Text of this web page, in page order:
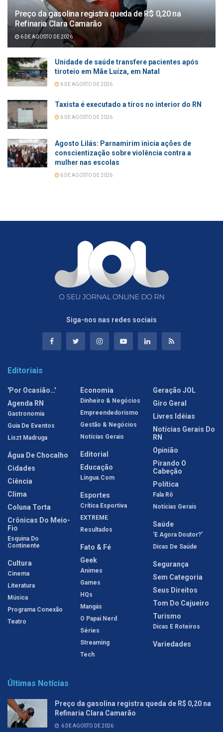
Preço da gasolina registra queda de R$ 0,20 na
Refinaria Clara Camarão
6 DE AGOSTO DE 2026
Unidade de saúde transfere pacientes após
tiroteio em Mãe Luíza, em Natal
6 DE AGOSTO DE 2026
Taxista é executado a tiros no interior do RN
6 DE AGOSTO DE 2026
Agosto Lilás: Parnamirim inicia ações de
conscientização sobre violência contra a
mulher nas escolas
6 DE AGOSTO DE 2026
Siga-nos nas redes sociais
Editoriais
'Por Ocasião…'
Agenda RN
Gastronomia
Guia De Eventos
Liszt Madruga
Água De Chocalho
Cidades
Ciência
Clima
Coluna Torta
Crônicas Do Meio-
Fio
Esquina Do
Continente
Cultura
Cinema
Literatura
Música
Programa Conexão
Teatro
Economia
Dinheiro & Negócios
Empreendedorismo
Gestão & Negócios
Notícias Gerais
Editorial
Educação
Língua.com
Esportes
Crítica Esportiva
EXTREME
Resultados
Fato & Fé
Geek
Animes
Games
HQs
Mangás
O Papai Nerd
Séries
Streaming
Tech
Geração JOL
Giro Geral
Livres Idéias
Notícias Gerais Do
RN
Opinião
Pirando O
Cabeção
Política
Fala Rô
Notícias Gerais
Saúde
'E Agora Doutor?'
Dicas De Saúde
Segurança
Sem Categoria
Seus Direitos
Tom Do Cajueiro
Turismo
Dicas E Roteiros
Variedades
Últimas Notícias
Preço da gasolina registra queda de R$ 0,20 na
Refinaria Clara Camarão
6 DE AGOSTO DE 2026